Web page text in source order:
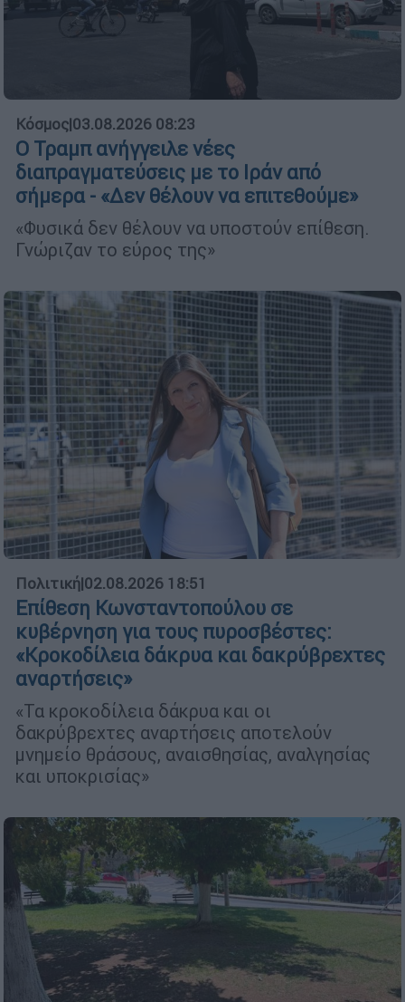
Κόσμος|03.08.2026 08:23
Ο Τραμπ ανήγγειλε νέες
διαπραγματεύσεις με το Ιράν από
σήμερα - «Δεν θέλουν να επιτεθούμε»
«Φυσικά δεν θέλουν να υποστούν επίθεση.
Γνώριζαν το εύρος της»
Πολιτική|02.08.2026 18:51
Επίθεση Κωνσταντοπούλου σε
κυβέρνηση για τους πυροσβέστες:
«Κροκοδίλεια δάκρυα και δακρύβρεχτες
αναρτήσεις»
«Τα κροκοδίλεια δάκρυα και οι
δακρύβρεχτες αναρτήσεις αποτελούν
μνημείο θράσους, αναισθησίας, αναλγησίας
και υποκρισίας»